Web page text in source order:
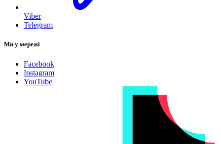
Viber
Telegram
Ми у мережі
Facebook
Instagram
YouTube